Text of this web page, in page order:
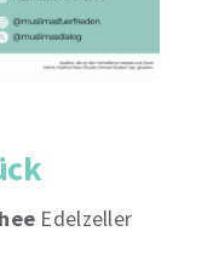
Edelzeller